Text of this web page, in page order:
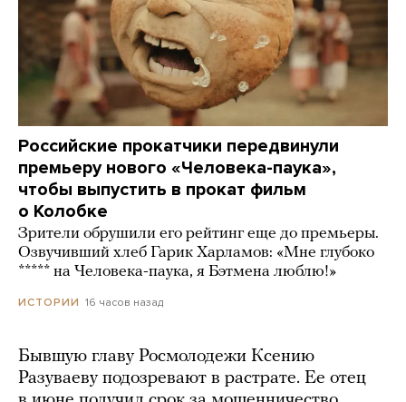
Российские прокатчики передвинули
премьеру нового «Человека-паука»,
чтобы выпустить в прокат фильм
о Колобке
Зрители обрушили его рейтинг еще до премьеры.
Озвучивший хлеб Гарик Харламов: «Мне глубоко
***** на Человека-паука, я Бэтмена люблю!»
ИСТОРИИ 16 часов назад
Бывшую главу Росмолодежи Ксению
Разуваеву подозревают в растрате. Ее отец